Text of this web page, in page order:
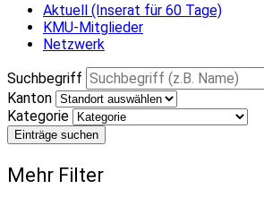
Aktuell (Inserat für 60 Tage)
KMU-Mitglieder
Netzwerk
Suchbegriff
Kanton
Kategorie
Einträge suchen
Mehr Filter